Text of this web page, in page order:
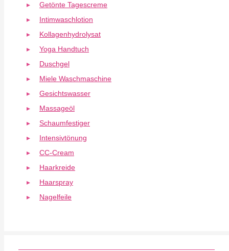
Getönte Tagescreme
Intimwaschlotion
Kollagenhydrolysat
Yoga Handtuch
Duschgel
Miele Waschmaschine
Gesichtswasser
Massageöl
Schaumfestiger
Intensivtönung
CC-Cream
Haarkreide
Haarspray
Nagelfeile